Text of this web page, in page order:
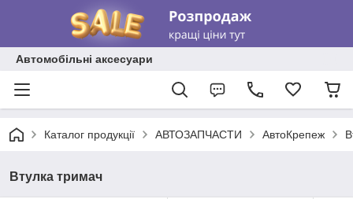
Автомобільні аксесуари
Каталог продукції АВТОЗАПЧАСТИ АвтоКрепеж
Втулка тримач